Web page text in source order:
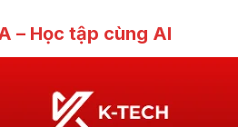
– Học tập cùng AI